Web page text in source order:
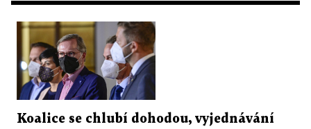
Koalice se chlubí dohodou, vyjednávání